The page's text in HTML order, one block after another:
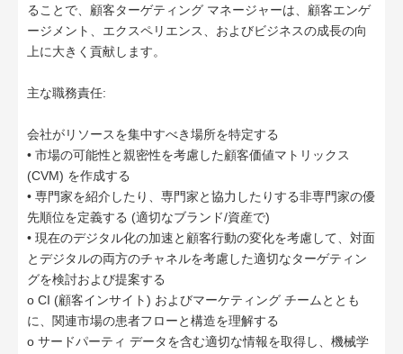
ることで、顧客ターゲティング マネージャーは、顧客エンゲ
ージメント、エクスペリエンス、およびビジネスの成長の向
上に大きく貢献します。
主な職務責任:
会社がリソースを集中すべき場所を特定する
• 市場の可能性と親密性を考慮した顧客価値マトリックス
(CVM) を作成する
• 専門家を紹介したり、専門家と協力したりする非専門家の優
先順位を定義する (適切なブランド/資産で)
• 現在のデジタル化の加速と顧客行動の変化を考慮して、対面
とデジタルの両方のチャネルを考慮した適切なターゲティン
グを検討および提案する
o CI (顧客インサイト) およびマーケティング チームととも
に、関連市場の患者フローと構造を理解する
o サードパーティ データを含む適切な情報を取得し、機械学